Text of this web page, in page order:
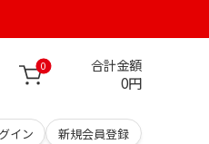
0 合計金額
0円
イン 新規会員登録